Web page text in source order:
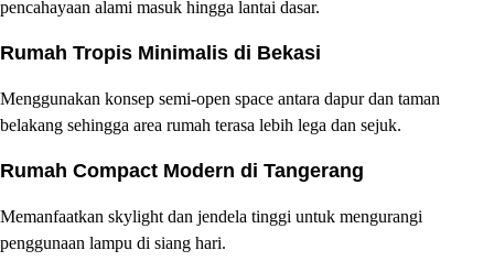
pencahayaan alami masuk hingga lantai dasar.
Rumah Tropis Minimalis di Bekasi
Menggunakan konsep semi-open space antara dapur dan taman
belakang sehingga area rumah terasa lebih lega dan sejuk.
Rumah Compact Modern di Tangerang
Memanfaatkan skylight dan jendela tinggi untuk mengurangi
penggunaan lampu di siang hari.